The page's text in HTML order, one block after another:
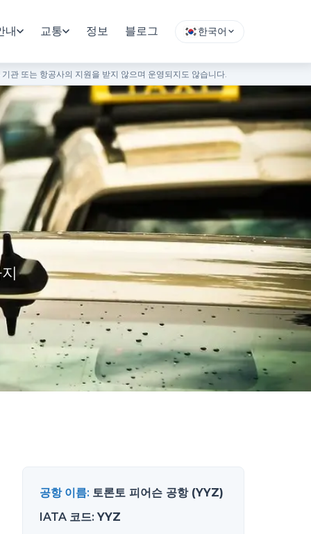
내 교통 정보 블로그 한국어
관 또는 항공사의 지원을 받지 않으며 운영되지도 않습니다.
공항 이름: 토론토 피어슨 공항 (YYZ)
IATA 코드: YYZ